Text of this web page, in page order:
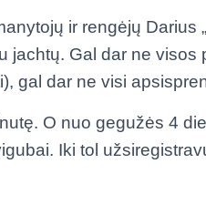
ir rengėjų Darius
jachtų. Gal dar ne visos
gal dar ne visi
O nuo gegužės 4
Iki tol